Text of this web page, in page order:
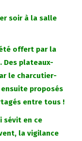
soir à la salle
été offert par la
Des plateaux-
le charcutier-
proposés
entre tous !
sévit en ce
la vigilance